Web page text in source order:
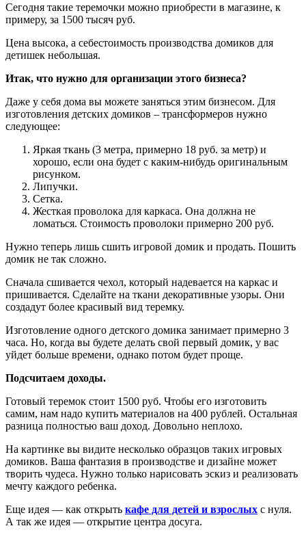
Сегодня такие теремочки можно приобрести в магазине, к
примеру, за 1500 тысяч руб.
Цена высока, а себестоимость производства домиков для
детишек небольшая.
Итак, что нужно для организации этого бизнеса?
Даже у себя дома вы можете заняться этим бизнесом. Для
изготовления детских домиков – трансформеров нужно
следующее:
Яркая ткань (3 метра, примерно 18 руб. за метр) и
хорошо, если она будет с каким-нибудь оригинальным
рисунком.
Липучки.
Сетка.
Жесткая проволока для каркаса. Она должна не
ломаться. Стоимость проволоки примерно 200 руб.
Нужно теперь лишь сшить игровой домик и продать. Пошить
домик не так сложно.
Сначала сшивается чехол, который надевается на каркас и
пришивается. Сделайте на ткани декоративные узоры. Они
создадут более красивый вид теремку.
Изготовление одного детского домика занимает примерно 3
часа. Но, когда вы будете делать свой первый домик, у вас
уйдет больше времени, однако потом будет проще.
Подсчитаем доходы.
Готовый теремок стоит 1500 руб. Чтобы его изготовить
самим, нам надо купить материалов на 400 рублей. Остальная
разница полностью ваш доход. Довольно неплохо.
На картинке вы видите несколько образцов таких игровых
домиков. Ваша фантазия в производстве и дизайне может
творить чудеса. Нужно только нарисовать эскиз и реализовать
мечту каждого ребенка.
Еще идея — как открыть кафе для детей и взрослых с нуля.
А так же идея — открытие центра досуга.